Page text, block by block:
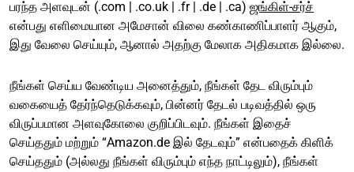
பரந்த அளவுடன் (.com | .co.uk | .fr | .de | .ca) ஜங்கிள்-சர்ச்
என்பது எளிமையான அமேசான் விலை கண்காணிப்பாளர் ஆகும்,
இது வேலை செய்யும், ஆனால் அதற்கு மேலாக அதிகமாக இல்லை.
நீங்கள் செய்ய வேண்டிய அனைத்தும், நீங்கள் தேட விரும்பும்
வகையைத் தேர்ந்தெடுக்கவும், பின்னர் தேடல் படிவத்தில் ஒரு
விருப்பமான அளவுகோலை குறிப்பிடவும். நீங்கள் இதைச்
செய்ததும் மற்றும் “Amazon.de இல் தேடவும்” என்பதைக் கிளிக்
செய்ததும் (அல்லது நீங்கள் விரும்பும் எந்த நாட்டிலும்), நீங்கள்